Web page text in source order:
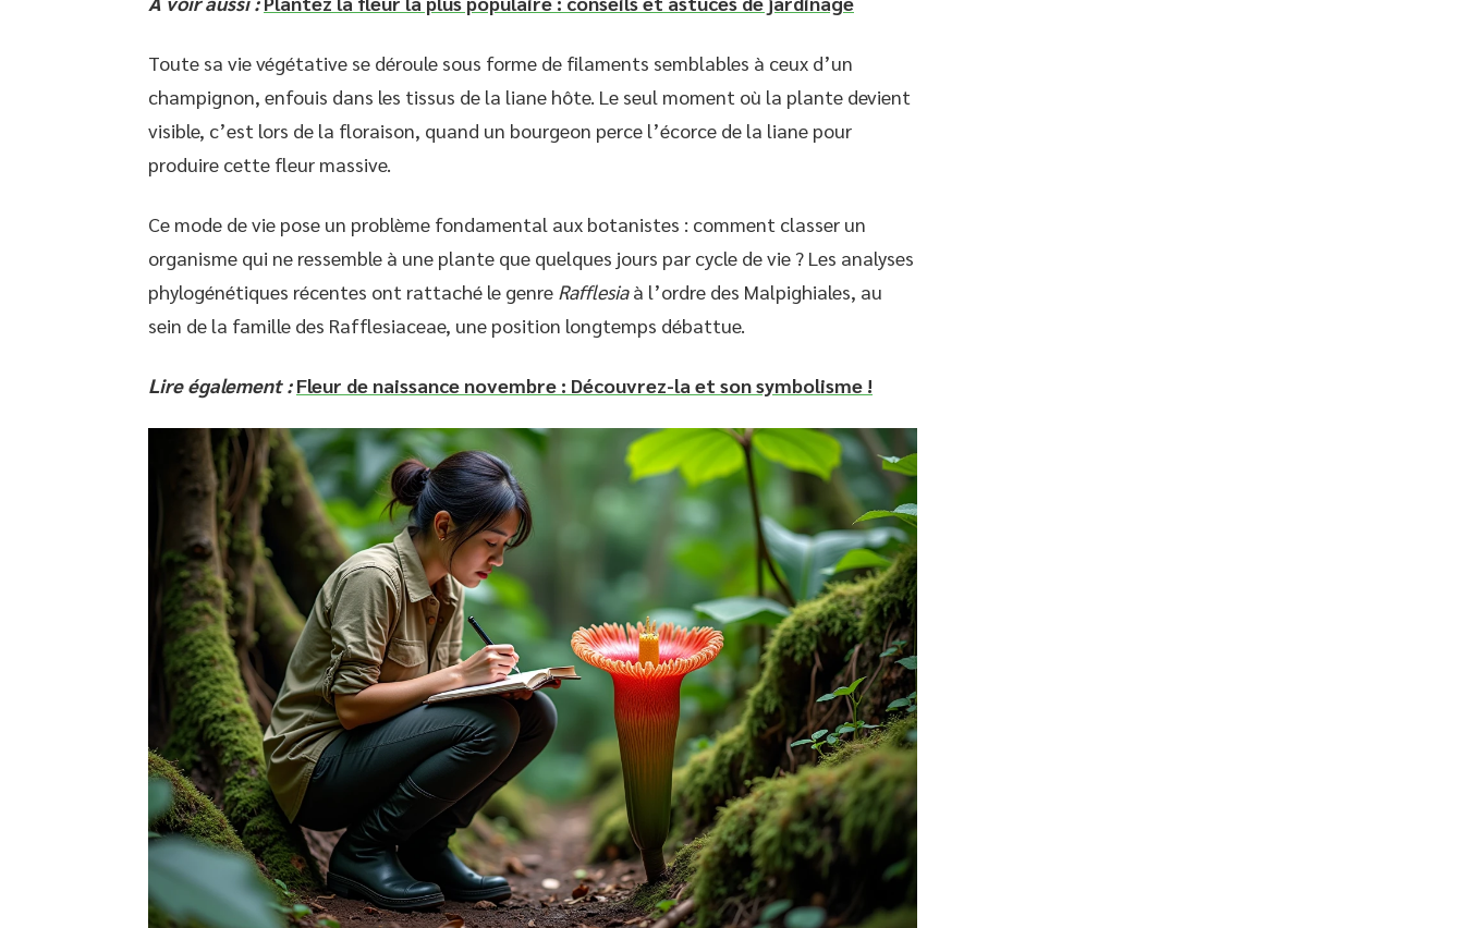
Toute sa vie végétative se déroule sous forme de filaments semblables à ceux d’un
champignon, enfouis dans les tissus de la liane hôte. Le seul moment où la plante devient
visible, c’est lors de la floraison, quand un bourgeon perce l’écorce de la liane pour
produire cette fleur massive.
Ce mode de vie pose un problème fondamental aux botanistes : comment classer un
organisme qui ne ressemble à une plante que quelques jours par cycle de vie ? Les analyses
phylogénétiques récentes ont rattaché le genre Rafflesiaà l’ordre des Malpighiales, au
sein de la famille des Rafflesiaceae, une position longtemps débattue.
Lire également : Fleur de naissance novembre : Découvrez-la et son symbolisme !